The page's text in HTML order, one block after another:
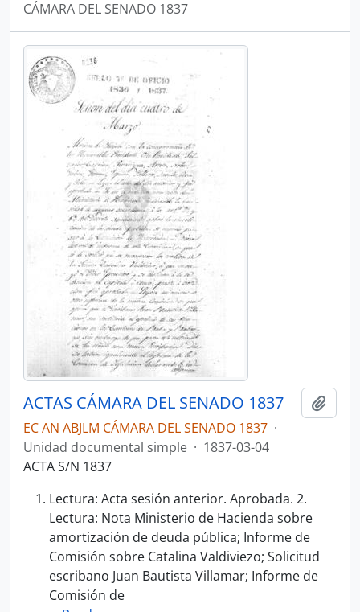
CÁMARA DEL SENADO 1837
ACTAS CÁMARA DEL SENADO 1837
EC AN ABJLM CÁMARA DEL SENADO 1837 ·
Unidad documental simple · 1837-03-04
ACTA S/N 1837
Lectura: Acta sesión anterior. Aprobada. 2.
Lectura: Nota Ministerio de Hacienda sobre
amortización de deuda pública; Informe de
Comisión sobre Catalina Valdiviezo; Solicitud
escribano Juan Bautista Villamar; Informe de
Comisión de